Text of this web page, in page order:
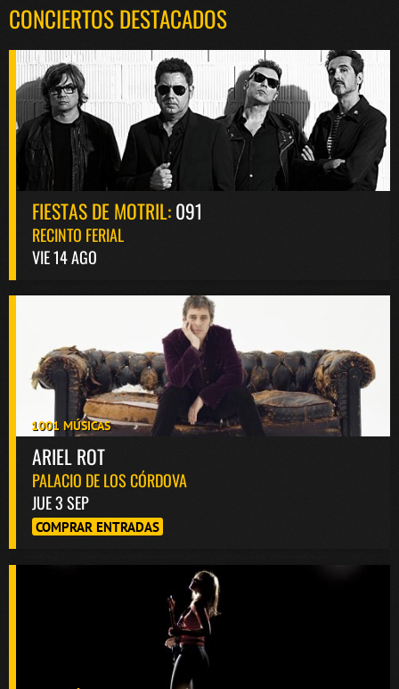
CONCIERTOS DESTACADOS
FIESTAS DE MOTRIL:091
RECINTO FERIAL
VIE 14 AGO
1001 MÚSICAS
ARIEL ROT
PALACIO DE LOS CÓRDOVA
JUE 3 SEP
COMPRAR ENTRADAS